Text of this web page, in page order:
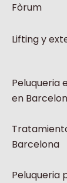
Fòrum
Lifting y
Peluqueria
en
Barcelona
Peluqueria